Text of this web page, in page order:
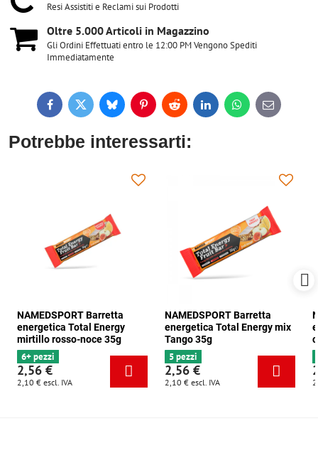
Resi Assistiti e Reclami sui Prodotti
Oltre 5​.000 Articoli in Magazzino
Gli Ordini Effettuati entro le 12:00 PM Vengono Spediti
Immediatamente
FacebookTwitterBlueskyPinterestReddit LinkedInWhatsApp
E-
mail
Potrebbe interessarti:
NAMEDSPORT Barretta
energetica Total Energy
mirtillo rosso-noce 35g
6+ pezzi
2,56 €
2,10 € escl. IVA
NAMEDSPORT Barretta
energetica Total Energy mix
Tango 35g
5 pezzi
2,56 €
2,10 € escl. IVA